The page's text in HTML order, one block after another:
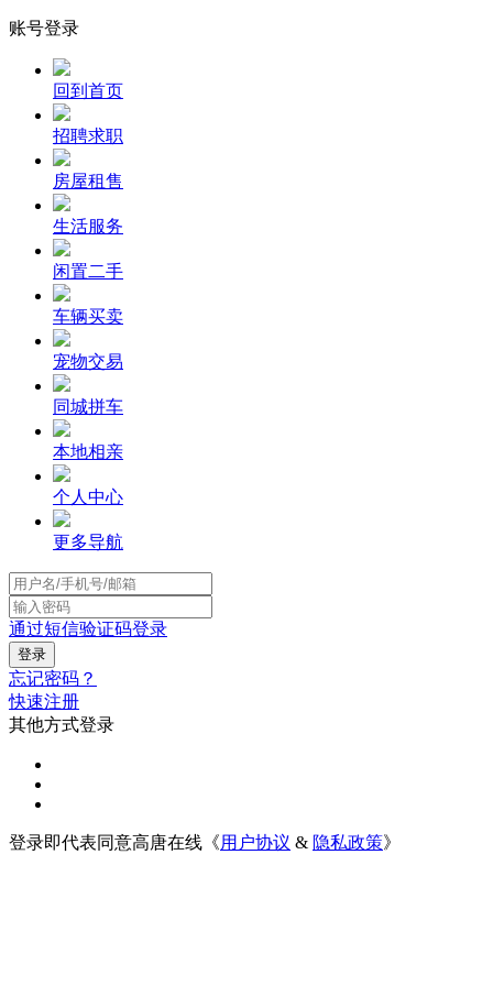
账号登录
回到首页
招聘求职
房屋租售
生活服务
闲置二手
车辆买卖
宠物交易
同城拼车
本地相亲
个人中心
更多导航
通过短信验证码登录
忘记密码？
快速注册
其他方式登录
登录即代表同意高唐在线《用户协议 & 隐私政策》